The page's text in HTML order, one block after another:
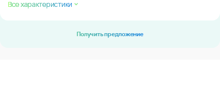
Все характеристики
Получить предложение